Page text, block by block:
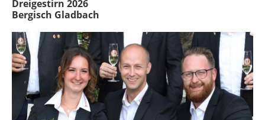
Dreigestirn 2026
Bergisch Gladbach